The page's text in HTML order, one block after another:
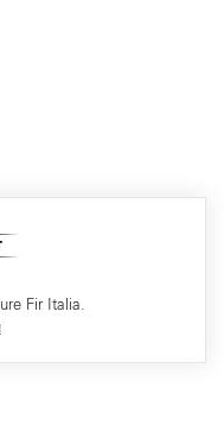
Fir Italia.